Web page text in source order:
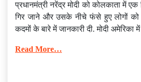
प्रधानमंत्री नरेंद्र मोदी को कोलकाता में एक
गिर जाने और उसके नीचे फंसे हुए लोगों
कदमों के बारे में जानकारी दी. मोदी अमेरिका
Read More…